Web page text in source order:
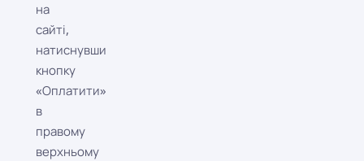
на
сайті,
натиснувши
кнопку
«Оплатити»
в
правому
верхньому